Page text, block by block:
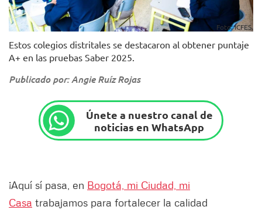
Foto: ICFES.
Estos colegios distritales se destacaron al obtener puntaje
A+ en las pruebas Saber 2025.
Publicado por: Angie Ruíz Rojas
Únete a nuestro canal de
noticias en WhatsApp
¡Aquí sí pasa, en Bogotá, mi Ciudad, mi
Casa trabajamos para fortalecer la calidad